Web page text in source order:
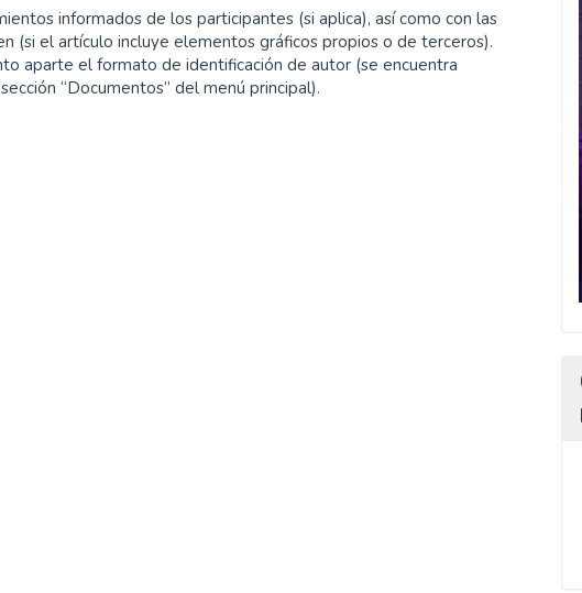
informados de los participantes (si aplica), así como con las
(si el artículo incluye elementos gráficos propios o de terceros).
aparte el formato de identificación de autor (se encuentra
“Documentos” del menú principal).